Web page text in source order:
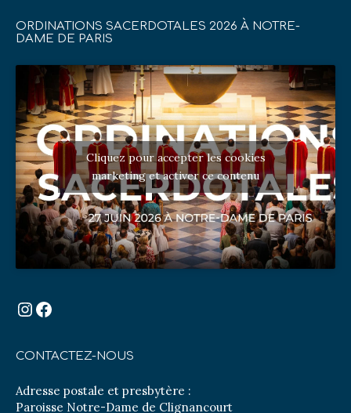
ORDINATIONS SACERDOTALES 2026 À NOTRE-
DAME DE PARIS
Cliquez pour accepter les cookies
marketing et activer ce contenu
Instagram
Facebook
CONTACTEZ-NOUS
Adresse postale et presbytère :
Paroisse Notre-Dame de Clignancourt